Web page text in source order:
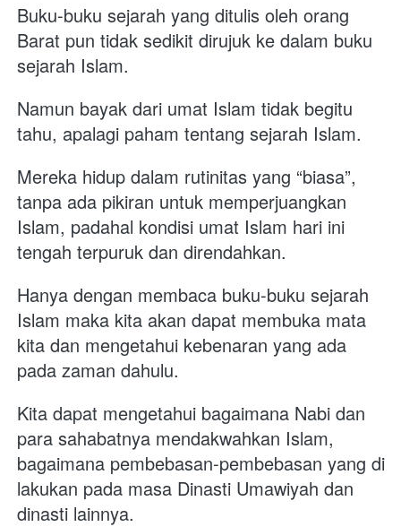
Buku-buku sejarah yang ditulis oleh orang
Barat pun tidak sedikit dirujuk ke dalam buku
sejarah Islam.
Namun bayak dari umat Islam tidak begitu
tahu, apalagi paham tentang sejarah Islam.
Mereka hidup dalam rutinitas yang “biasa”,
tanpa ada pikiran untuk memperjuangkan
Islam, padahal kondisi umat Islam hari ini
tengah terpuruk dan direndahkan.
Hanya dengan membaca buku-buku sejarah
Islam maka kita akan dapat membuka mata
kita dan mengetahui kebenaran yang ada
pada zaman dahulu.
Kita dapat mengetahui bagaimana Nabi dan
para sahabatnya mendakwahkan Islam,
bagaimana pembebasan-pembebasan yang di
lakukan pada masa Dinasti Umawiyah dan
dinasti lainnya.